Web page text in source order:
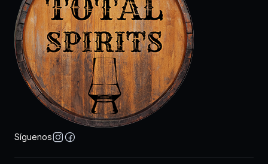
Síguenos